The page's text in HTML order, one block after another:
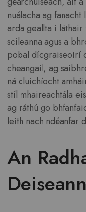
nuálacha ag
arda geallta i láthair
scileanna agus a
pobal díograiseoirí
cheangail, ag
ná cluichíocht
stíl mhaireachtála
ag ráthú go
leith nach ndéanfar
An